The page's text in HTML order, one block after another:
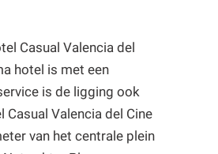
Casual Valencia del
hotel is met een
is de ligging ook
Casual Valencia del Cine
van het centrale plein